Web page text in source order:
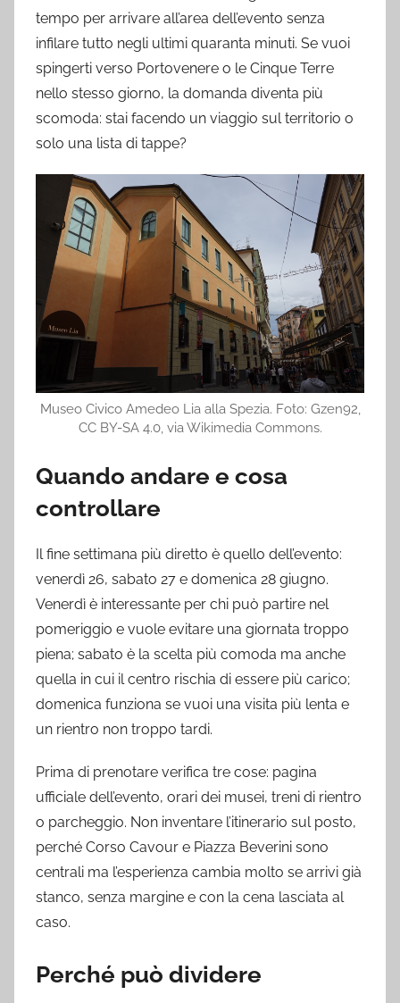
tempo per arrivare all’area dell’evento senza
infilare tutto negli ultimi quaranta minuti. Se vuoi
spingerti verso Portovenere o le Cinque Terre
nello stesso giorno, la domanda diventa più
scomoda: stai facendo un viaggio sul territorio o
solo una lista di tappe?
Museo Civico Amedeo Lia alla Spezia. Foto: Gzen92,
CC BY-SA 4.0, via Wikimedia Commons.
Quando andare e cosa
controllare
Il fine settimana più diretto è quello dell’evento:
venerdì 26, sabato 27 e domenica 28 giugno.
Venerdì è interessante per chi può partire nel
pomeriggio e vuole evitare una giornata troppo
piena; sabato è la scelta più comoda ma anche
quella in cui il centro rischia di essere più carico;
domenica funziona se vuoi una visita più lenta e
un rientro non troppo tardi.
Prima di prenotare verifica tre cose: pagina
ufficiale dell’evento, orari dei musei, treni di rientro
o parcheggio. Non inventare l’itinerario sul posto,
perché Corso Cavour e Piazza Beverini sono
centrali ma l’esperienza cambia molto se arrivi già
stanco, senza margine e con la cena lasciata al
caso.
Perché può dividere